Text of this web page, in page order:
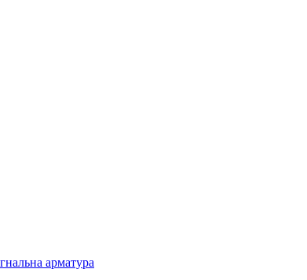
арматура